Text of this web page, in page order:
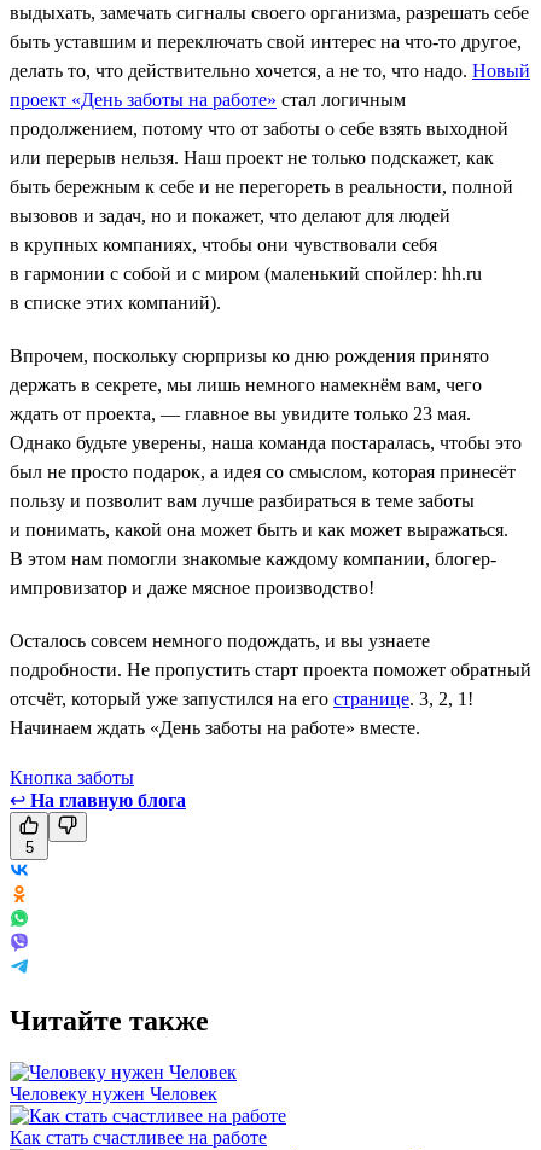
выдыхать, замечать сигналы своего организма, разрешать себе
быть уставшим и переключать свой интерес на что-то другое,
делать то, что действительно хочется, а не то, что надо. Новый
проект «День заботы на работе» стал логичным
продолжением, потому что от заботы о себе взять выходной
или перерыв нельзя. Наш проект не только подскажет, как
быть бережным к себе и не перегореть в реальности, полной
вызовов и задач, но и покажет, что делают для людей
в крупных компаниях, чтобы они чувствовали себя
в гармонии с собой и с миром (маленький спойлер: hh.ru
в списке этих компаний).
Впрочем, поскольку сюрпризы ко дню рождения принято
держать в секрете, мы лишь немного намекнём вам, чего
ждать от проекта, — главное вы увидите только 23 мая.
Однако будьте уверены, наша команда постаралась, чтобы это
был не просто подарок, а идея со смыслом, которая принесёт
пользу и позволит вам лучше разбираться в теме заботы
и понимать, какой она может быть и как может выражаться.
В этом нам помогли знакомые каждому компании, блогер-
импровизатор и даже мясное производство!
Осталось совсем немного подождать, и вы узнаете
подробности. Не пропустить старт проекта поможет обратный
отсчёт, который уже запустился на его странице. 3, 2, 1!
Начинаем ждать «День заботы на работе» вместе.
Кнопка заботы
↩ На главную блога
5
Читайте также
Человеку нужен Человек
Как стать счастливее на работе